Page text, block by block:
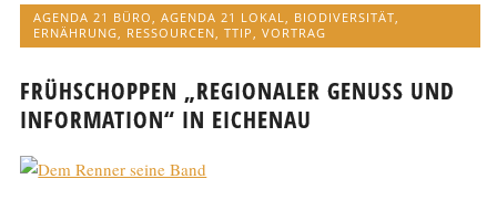
AGENDA 21 BÜRO ,AGENDA 21 LOKAL BIODIVERSITÄT
ERNÄHRUNG
RESSOURCEN ,TTIP ,VORTRAG
FRÜHSCHOPPEN „REGIONALER GENUSS UND I
NFORMATION“ IN EICHENAU